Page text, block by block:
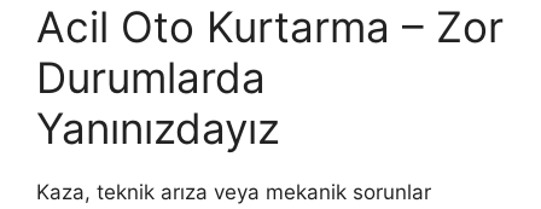
Acil Oto Kurtarma – Zor
Durumlarda
Yanınızdayız
Kaza, teknik arıza veya mekanik sorunlar